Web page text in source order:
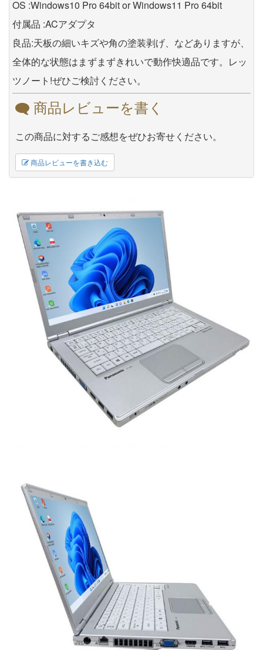
OS :Windows10 Pro 64bit or Windows11 Pro 64bit
付属品 :ACアダプタ
良品:天板の細いキズや角の塗装剥げ、などありますが、
全体的な状態はまずまずきれいで動作快適品です。レッ
ツノート!ぜひご検討ください。
商品レビューを書く
この商品に対するご感想をぜひお寄せください。
商品レビューを書き込む